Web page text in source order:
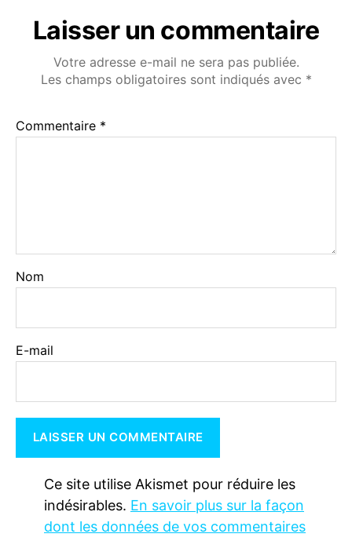
Laisser un commentaire
Votre adresse e-mail ne sera pas publiée.
Les champs obligatoires sont indiqués avec *
Commentaire *
Nom
E-mail
Ce site utilise Akismet pour réduire les
indésirables. En savoir plus sur la façon
dont les données de vos commentaires